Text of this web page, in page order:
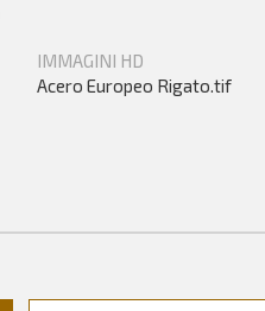
IMMAGINI HD
Acero Europeo Rigato.tif